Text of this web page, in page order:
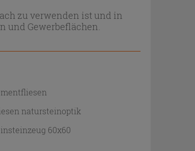
zu verwenden ist und in
und Gewerbeflächen.
natursteinoptik
60x60